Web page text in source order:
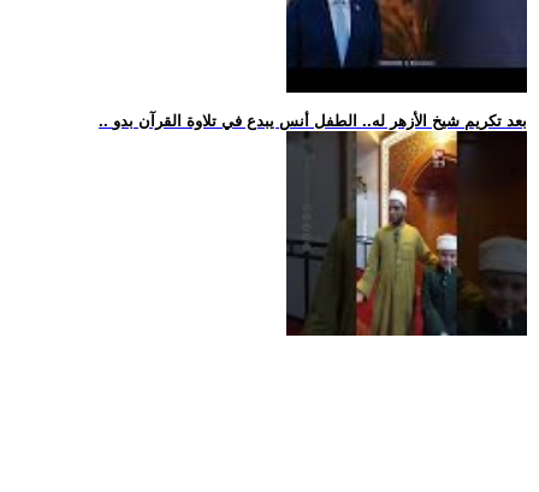
.. بعد تكريم شيخ الأزهر له.. الطفل أنس يبدع في تلاوة القرآن بدو